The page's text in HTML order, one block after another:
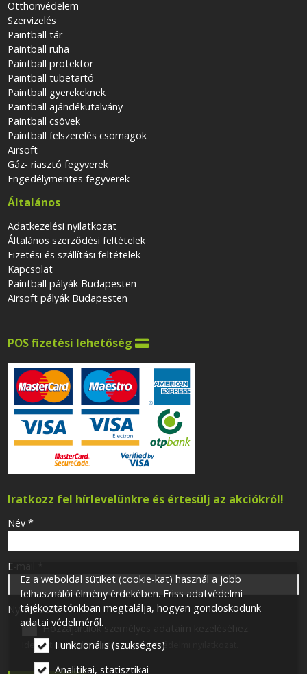
Otthonvédelem
Szervizelés
Paintball tár
Paintball ruha
Paintball protektor
Paintball tubetartó
Paintball gyerekeknek
Paintball ajándékutalvány
Paintball csövek
Paintball felszerelés csomagok
Airsoft
Gáz- riasztó fegyverek
Engedélymentes fegyverek
Általános
Adatkezelési nyilatkozat
Általános szerződési feltételek
Fizetési és szállítási feltételek
Kapcsolat
Paintball pályák Budapesten
Airsoft pályák Budapesten
POS fizetési lehetőség 
Iratkozz fel hírlevelünkre és értesülj az akciókról!
-
-
-
Név *
E-mail
Nyilatkozat*
Hozzájárulok személyes adataim kezeléséhez.
Ide kattintva tekinthető meg:Adatvédelmi nyilatkozat
Ez a weboldal sütiket (cookie-kat) használ a jobb
felhasználói élmény érdekében. Friss adatvédelmi
tájékoztatónkban megtalálja, hogyan gondoskodunk
adatai védelméről.
Funkcionális (szükséges)
Analitikai, statisztikai